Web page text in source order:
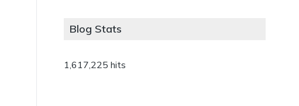
Blog Stats
1,617,225 hits